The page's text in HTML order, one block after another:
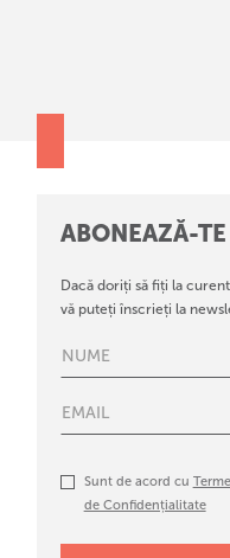
ABONEAZĂ-
Dacă doriți să fiți la
vă puteți înscrieți la
Sunt de acord cu
de Confidențialitate